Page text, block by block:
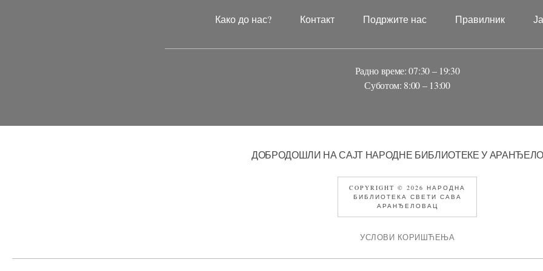
Како до нас? Контакт Подржите нас Правилник
Радно време: 07:30 – 19:30
Суботом: 8:00 – 13:00
ДОБРОДОШЛИ НА САЈТ НАРОДНЕ БИБЛИОТЕКЕ У
COPYRIGHT © 2026 НАРОДНА
БИБЛИОТЕКА СВЕТИ САВА
АРАНЂЕЛОВАЦ
УСЛОВИ КОРИШЋЕЊА